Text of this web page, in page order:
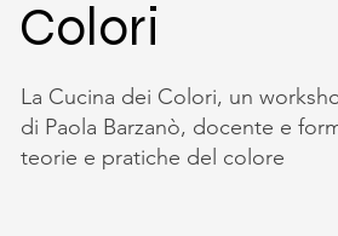
Colori
La Cucina dei Colori, un
di Paola Barzanò, docente e
teorie e pratiche del colore